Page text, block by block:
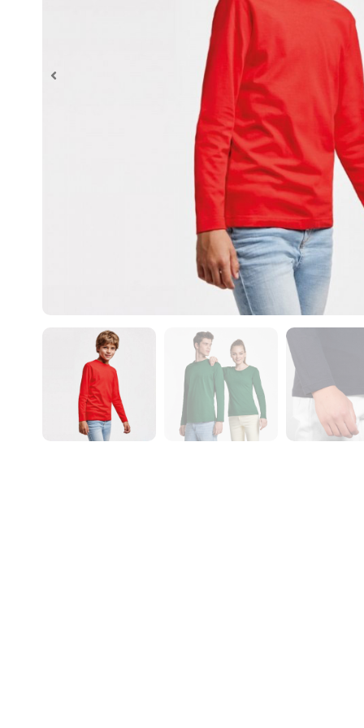
Al
impresión.
¿En que
Un
de
Algunos
– Control
– Control
– Control
– Control
En caso
–
impresión.
–
–
–
¿Qué
–
Si